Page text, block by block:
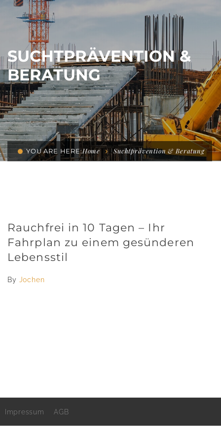
SUCHTPRÄVENTION &
BERATUNG
YOU ARE HERE:Home Suchtprävention & Beratung
Rauchfrei in 10 Tagen – Ihr
Fahrplan zu einem gesünderen
Lebensstil
By Jochen
Impressum AGB